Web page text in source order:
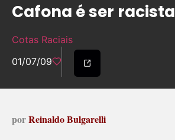
Cafona é ser racista
Cotas Raciais
01/07/09
porReinaldo Bulgarelli